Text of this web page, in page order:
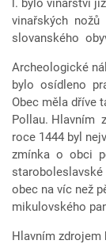
l. bylo vinařství
vinařských
slovanského
Archeologické
bylo osídleno
Obec měla
Pollau. Hlavním
roce 1444 byl
zmínka o obci
obec na víc než
mikulovského
Hlavním zdrojem